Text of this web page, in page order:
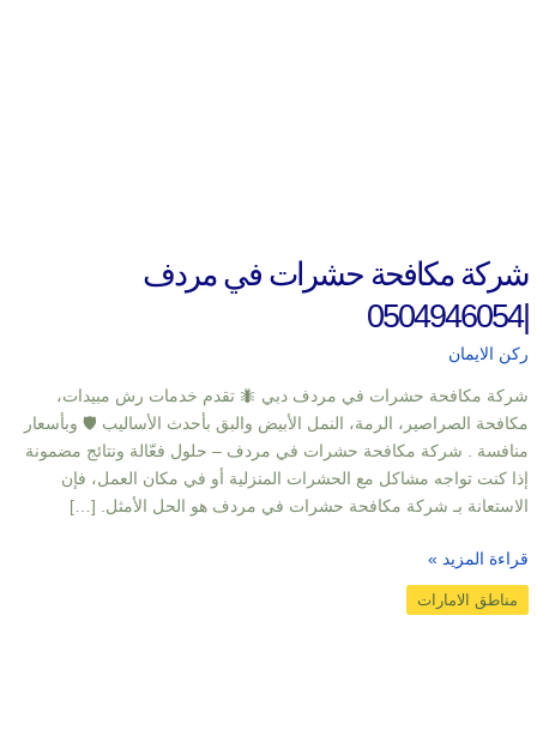
شركة مكافحة حشرات في مردف
|0504946054
ركن الايمان
شركة مكافحة حشرات في مردف دبي 🐜 تقدم خدمات رش مبيدات،
مكافحة الصراصير، الرمة، النمل الأبيض والبق بأحدث الأساليب 🛡️ وبأسعار
منافسة . شركة مكافحة حشرات في مردف – حلول فعّالة ونتائج مضمونة
إذا كنت تواجه مشاكل مع الحشرات المنزلية أو في مكان العمل، فإن
الاستعانة بـ شركة مكافحة حشرات في مردف هو الحل الأمثل. […]
قراءة المزيد »
مناطق الامارات